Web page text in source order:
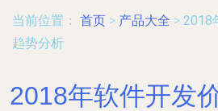
当前位置： 首页 > 产品大全 > 2018
趋势分析
2018年软件开发